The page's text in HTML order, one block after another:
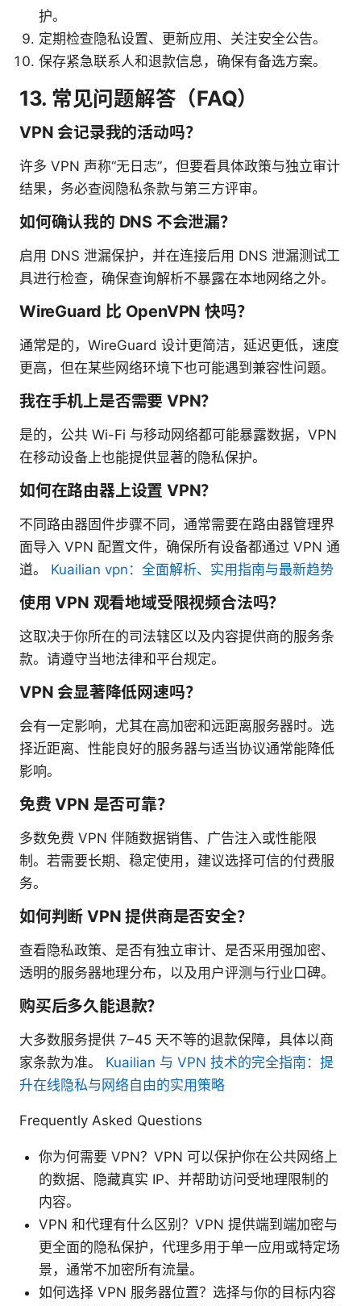
护。
定期检查隐私设置、更新应用、关注安全公告。
保存紧急联系人和退款信息，确保有备选方案。
13. 常见问题解答（FAQ）
VPN 会记录我的活动吗？
许多 VPN 声称“无日志”，但要看具体政策与独立审计
结果，务必查阅隐私条款与第三方评审。
如何确认我的 DNS 不会泄漏？
启用 DNS 泄漏保护，并在连接后用 DNS 泄漏测试工
具进行检查，确保查询解析不暴露在本地网络之外。
WireGuard 比 OpenVPN 快吗？
通常是的，WireGuard 设计更简洁，延迟更低，速度
更高，但在某些网络环境下也可能遇到兼容性问题。
我在手机上是否需要 VPN？
是的，公共 Wi-Fi 与移动网络都可能暴露数据，VPN
在移动设备上也能提供显著的隐私保护。
如何在路由器上设置 VPN？
不同路由器固件步骤不同，通常需要在路由器管理界
面导入 VPN 配置文件，确保所有设备都通过 VPN 通
道。 Kuailian vpn：全面解析、实用指南与最新趋势
使用 VPN 观看地域受限视频合法吗？
这取决于你所在的司法辖区以及内容提供商的服务条
款。请遵守当地法律和平台规定。
VPN 会显著降低网速吗？
会有一定影响，尤其在高加密和远距离服务器时。选
择近距离、性能良好的服务器与适当协议通常能降低
影响。
免费 VPN 是否可靠？
多数免费 VPN 伴随数据销售、广告注入或性能限
制。若需要长期、稳定使用，建议选择可信的付费服
务。
如何判断 VPN 提供商是否安全？
查看隐私政策、是否有独立审计、是否采用强加密、
透明的服务器地理分布，以及用户评测与行业口碑。
购买后多久能退款？
大多数服务提供 7–45 天不等的退款保障，具体以商
家条款为准。 Kuailian 与 VPN 技术的完全指南：提
升在线隐私与网络自由的实用策略
Frequently Asked Questions
你为何需要 VPN？VPN 可以保护你在公共网络上
的数据、隐藏真实 IP、并帮助访问受地理限制的
内容。
VPN 和代理有什么区别？VPN 提供端到端加密与
更全面的隐私保护，代理多用于单一应用或特定场
景，通常不加密所有流量。
如何选择 VPN 服务器位置？选择与你的目标内容